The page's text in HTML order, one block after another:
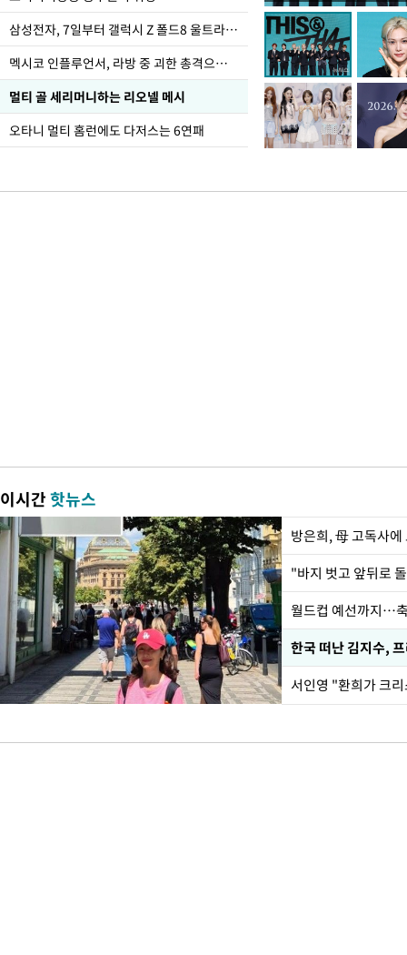
삼성전자, 7일부터 갤럭시 Z 폴드8 울트라·폴드8·플립8 출시
멕시코 인플루언서, 라방 중 괴한 총격으로 사망
멀티 골 세리머니하는 리오넬 메시
오타니 멀티 홈런에도 다저스는 6연패
폭염
이시간핫뉴스
방은희, 母 고독사
월드컵 예선까지…
한국 떠난 김지수,
서인영 "환희가 크